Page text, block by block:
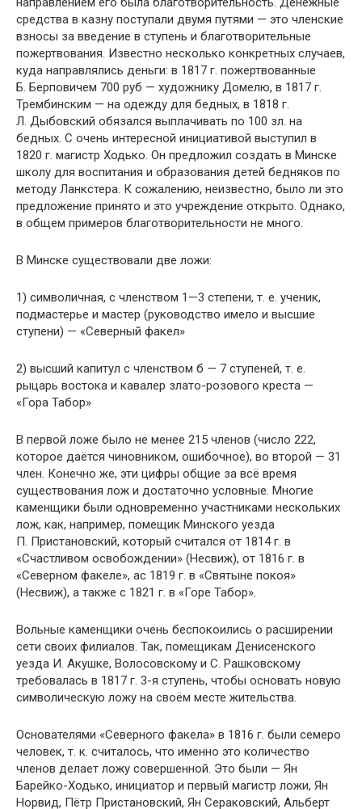
средства в казну поступали двумя путями — это членские
взносы за введение в ступень и благотворительные
пожертвования. Известно несколько конкретных случаев,
куда направлялись деньги: в 1817 г. пожертвованные
Б. Берповичем 700 руб — художнику Домелю, в 1817 г.
Трембинским — на одежду для бедных, в 1818 г.
Л. Дыбовский обязался выплачивать по 100 зл. на
бедных. С очень интересной инициативой выступил в
1820 г. магистр Ходько. Он предложил создать в Минске
школу для воспитания и образования детей бедняков по
методу Ланкстера. К сожалению, неизвестно, было ли это
предложение принято и это учреждение открыто. Однако,
в общем примеров благотворительности не много.
В Минске существовали две ложи:
1) символичная, с членством 1—3 степени, т. е. ученик,
подмастерье и мастер (руководство имело и высшие
ступени) — «Северный факел»
2) высший капитул с членством б — 7 ступеней, т. е.
рыцарь востока и кавалер злато-розового креста —
«Гора Табор»
В первой ложе было не менее 215 членов (число 222,
которое даётся чиновником, ошибочное), во второй — 31
член. Конечно же, эти цифры общие за всё время
существования лож и достаточно условные. Многие
каменщики были одновременно участниками нескольких
лож, как, например, помещик Минского уезда
П. Пристановский, который считался от 1814 г. в
«Счастливом освобождении» (Несвиж), от 1816 г. в
«Северном факеле», ас 1819 г. в «Святыне покоя»
(Несвиж), а также с 1821 г. в «Горе Табор».
Вольные каменщики очень беспокоились о расширении
сети своих филиалов. Так, помещикам Денисенского
уезда И. Акушке, Волосовскому и С. Рашковскому
требовалась в 1817 г. 3-я ступень, чтобы основать новую
символическую ложу на своём месте жительства.
Основателями «Северного факела» в 1816 г. были семеро
человек, т. к. считалось, что именно это количество
членов делает ложу совершенной. Это были — Ян
Барейко-Ходько, инициатор и первый магистр ложи, Ян
Норвид, Пётр Пристановский, Ян Сераковский, Альберт